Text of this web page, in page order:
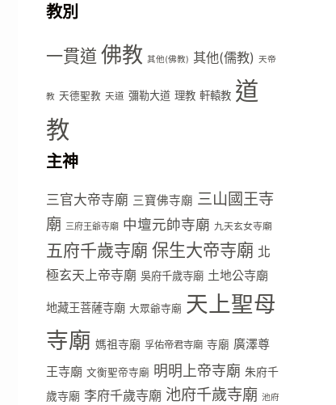
教別
一貫道 佛教 其他(佛教) 其他(儒教) 天帝
教 天德聖教 天道 彌勒大道 理教 軒轅教 道
教
主神
三官大帝寺廟 三寶佛寺廟 三山國王寺
廟 三府王爺寺廟 中壇元帥寺廟 九天玄女寺廟
五府千歲寺廟 保生大帝寺廟 北
極玄天上帝寺廟 吳府千歲寺廟 土地公寺廟
地藏王菩薩寺廟 大眾爺寺廟 天上聖母
寺廟 媽祖寺廟 孚佑帝君寺廟 寺廟 廣澤尊
王寺廟 文衡聖帝寺廟 明明上帝寺廟 朱府千
歲寺廟 李府千歲寺廟 池府千歲寺廟 池府